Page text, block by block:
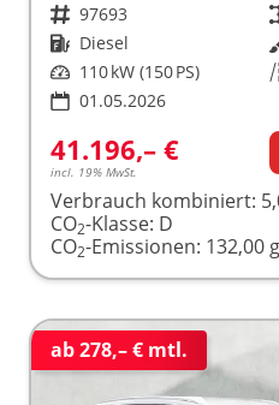
Fahrzeugnr. 97693
Kraftstoff Diesel
Leistung 110 kW (150 PS)
01.05.2026
41.196,– €
incl. 19% MwSt.
Verbrauch kombiniert:
CO2-Klasse: D
CO2-Emissionen: 132,00
ab 278,– € mtl.